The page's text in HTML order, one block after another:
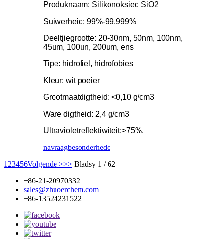
Produknaam: Silikonoksied SiO2
Suiwerheid: 99%-99,999%
Deeltjiegrootte: 20-30nm, 50nm, 100nm,
45um, 100un, 200um, ens
Tipe: hidrofiel, hidrofobies
Kleur: wit poeier
Grootmaatdigtheid: <0,10 g/cm3
Ware digtheid: 2,4 g/cm3
Ultravioletreflektiwiteit:>75%.
navraagbesonderhede
1 23456Volgende >>> Bladsy 1 / 62
+86-21-20970332
sales@zhuoerchem.com
+86-13524231522